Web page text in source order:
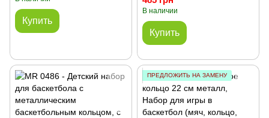
Купить
В наличии
Купить
ПРЕДЛОЖИТЬ НА ЗАМЕНУ